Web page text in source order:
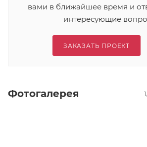
вами в ближайшее время и
интересующие
ЗАКАЗАТЬ ПРОЕКТ
Фотогалерея